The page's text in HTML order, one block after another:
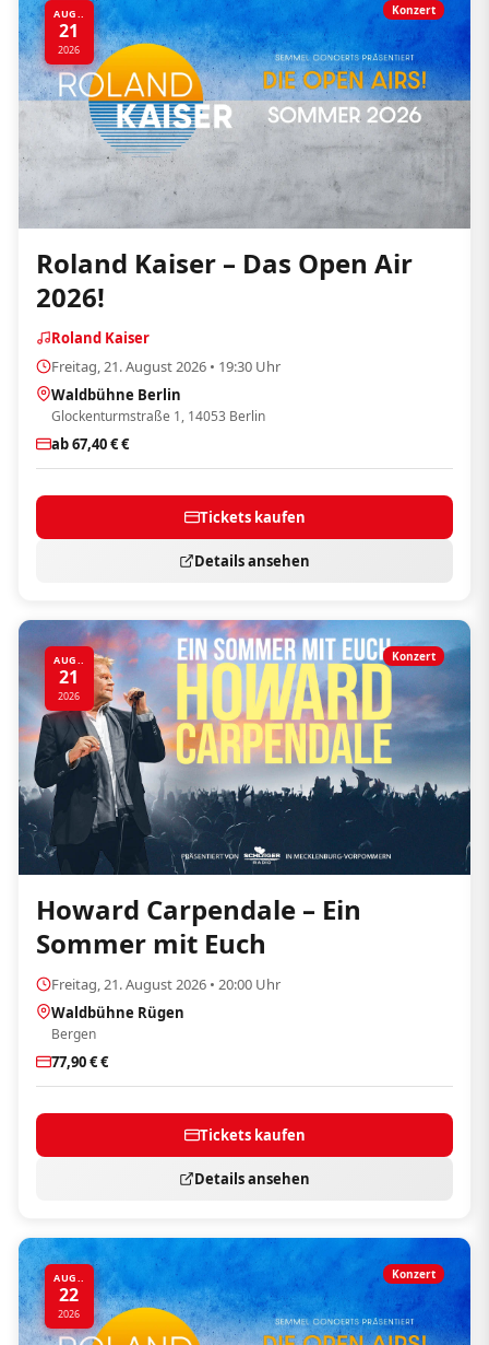
AUG..
21
2026
Konzert
Roland Kaiser – Das Open Air
2026!
Roland Kaiser
Freitag, 21. August 2026 • 19:30 Uhr
Waldbühne Berlin
Glockenturmstraße 1, 14053 Berlin
ab 67,40 € €
Tickets kaufen
Details ansehen
AUG..
21
2026
Konzert
Howard Carpendale – Ein
Sommer mit Euch
Freitag, 21. August 2026 • 20:00 Uhr
Waldbühne Rügen
Bergen
77,90 € €
Tickets kaufen
Details ansehen
AUG..
22
2026
Konzert